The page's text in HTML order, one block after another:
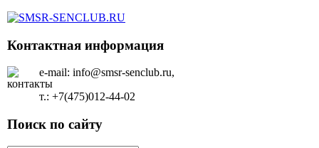
Контактная информация
e-mail: info@smsr-senclub.ru,
т.: +7(475)012-44-02
Поиск по сайту